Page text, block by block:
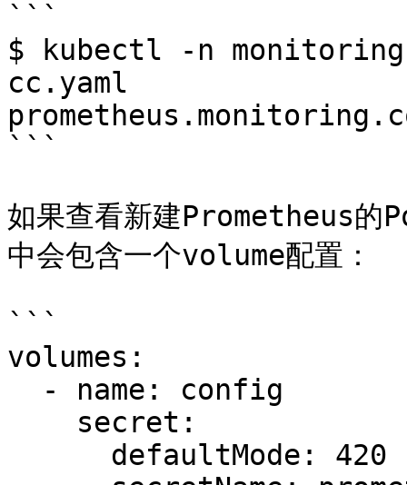
```
$ kubectl -n
cc.yaml
```
如果查看新建Prometheus的
中会包含一个volume配置：
```
volumes: